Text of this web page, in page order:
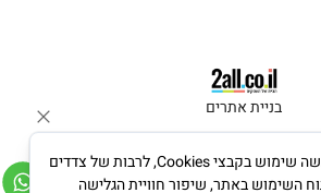
בניית אתרים
לידיעתך, באתרנו נעשה שימוש בקבצי Cookies, לרבות של צדדים
השימוש באתר, שיפור חוויית הגלישה